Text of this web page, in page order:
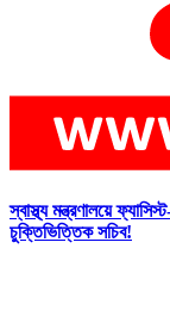
স্বাস্থ্য মন্ত্রণালয়ে
চুক্তিভিত্তিক সচিব!